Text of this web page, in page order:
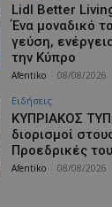
Lidl Better
Ένα μοναδικό
γεύση,
την Κύπρο
Afentiko 08/08/2026
Ειδήσεις
ΚΥΠΡΙΑΚΟΣ
διορισμοί
Προεδρικές
Afentiko 08/08/2026